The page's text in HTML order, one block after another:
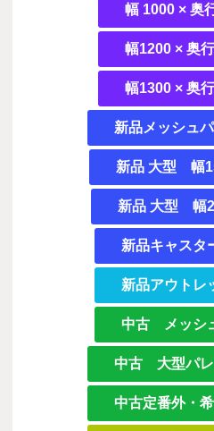
幅 1000 ×
幅1200 ×
幅1300 ×
新品メッシ
新品 大型
新品 大型
新品キャスタ
新品アウトレ
中古 メッシ
中古 大型
中古定番外